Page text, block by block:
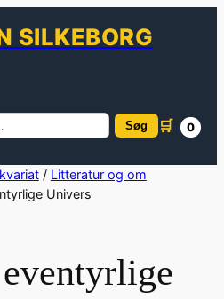
SILKEBORG
Søg 🛒 0
/ Litteratur og om
Univers